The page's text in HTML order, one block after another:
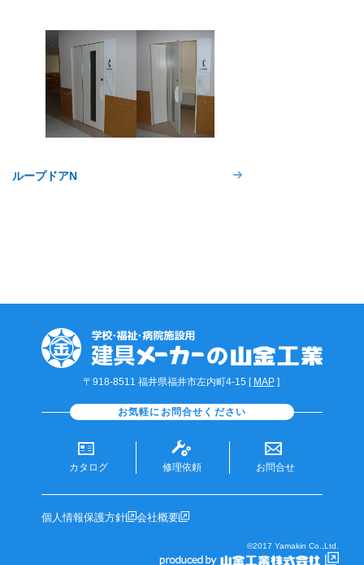
ループドアN
〒918-8511 福井県福井市左内町4-15 [ MAP]
お気軽にお問合せください
カタログ 修理依頼 お問合せ
個人情報保護方針 会社概要
©2017 Yamakin Co.,Ltd.